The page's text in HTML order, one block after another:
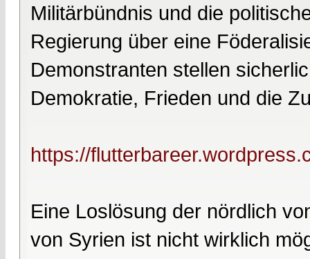
Militärbündnis und die
Regierung über eine
Demonstranten stellen
Demokratie, Frieden und die
https://
Eine Loslösung der nördlich
von Syrien ist nicht wirklich